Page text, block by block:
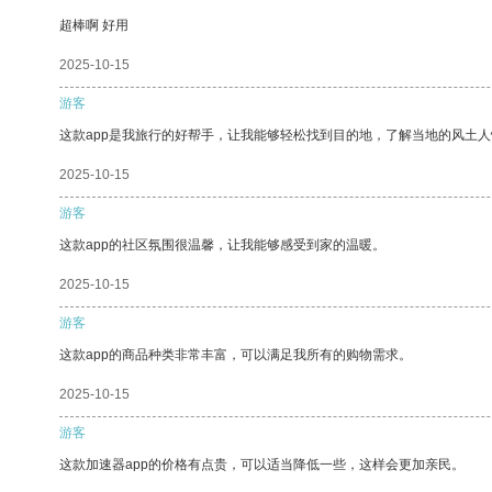
超棒啊 好用
2025-10-15
游客
这款app是我旅行的好帮手，让我能够轻松找到目的地，了解当地的风土
2025-10-15
游客
这款app的社区氛围很温馨，让我能够感受到家的温暖。
2025-10-15
游客
这款app的商品种类非常丰富，可以满足我所有的购物需求。
2025-10-15
游客
这款加速器app的价格有点贵，可以适当降低一些，这样会更加亲民。